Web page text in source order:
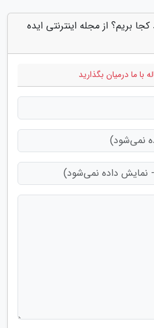
بریم؟ از مجله اینترنتی ایده
با ما درمیان بگذارید